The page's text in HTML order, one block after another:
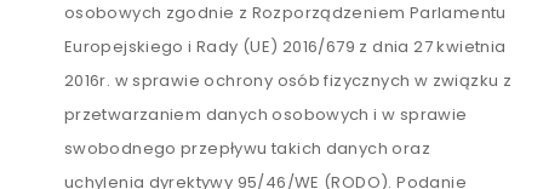
osobowych zgodnie z Rozporządzeniem Parlamentu
Europejskiego i Rady (UE) 2016/679 z dnia 27 kwietnia
2016r. w sprawie ochrony osób fizycznych w związku z
przetwarzaniem danych osobowych i w sprawie
swobodnego przepływu takich danych oraz
uchylenia dyrektywy 95/46/WE (RODO). Podanie